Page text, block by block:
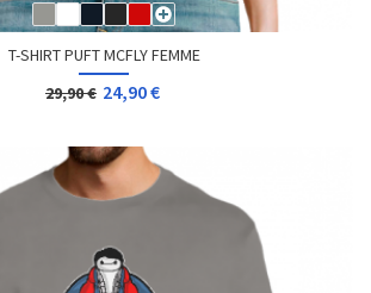
T-SHIRT PUFT MCFLY FEMME
29,90 € 24,90 €